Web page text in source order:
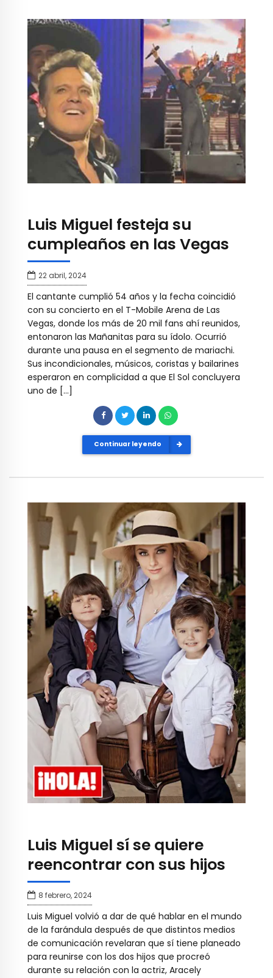
Luis Miguel festeja su
cumpleaños en las Vegas
22 abril, 2024
El cantante cumplió 54 años y la fecha coincidió
con su concierto en el T-Mobile Arena de Las
Vegas, donde los más de 20 mil fans ahí reunidos,
entonaron las Mañanitas para su ídolo. Ocurrió
durante una pausa en el segmento de mariachi.
Sus incondicionales, músicos, coristas y bailarines
esperaron en complicidad a que El Sol concluyera
uno de […]
Continuar leyendo
Luis Miguel sí se quiere
reencontrar con sus hijos
8 febrero, 2024
Luis Miguel volvió a dar de qué hablar en el mundo
de la farándula después de que distintos medios
de comunicación revelaran que sí tiene planeado
para reunirse con los dos hijos que procreó
durante su relación con la actriz, Aracely